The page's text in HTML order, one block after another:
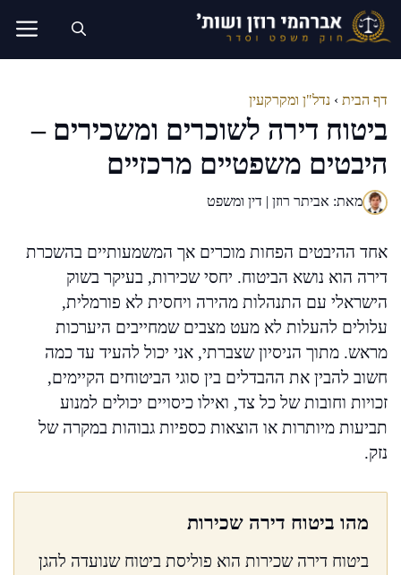
לדלג
לתוכן
דף הבית › נדל"ן ומקרקעין
ביטוח דירה לשוכרים ומשכירים –
היבטים משפטיים מרכזיים
מאת: אביתר רוזן | דין ומשפט
אחד ההיבטים הפחות מוכרים אך המשמעותיים בהשכרת
דירה הוא נושא הביטוח. יחסי שכירות, בעיקר בשוק
הישראלי עם התנהלות מהירה ויחסית לא פורמלית,
עלולים להעלות לא מעט מצבים שמחייבים היערכות
מראש. מתוך הניסיון שצברתי, אני יכול להעיד עד כמה
חשוב להבין את ההבדלים בין סוגי הביטוחים הקיימים,
זכויות וחובות של כל צד, ואילו כיסויים יכולים למנוע
תביעות מיותרות או הוצאות כספיות גבוהות במקרה של
נזק.
מהו ביטוח דירה שכירות
ביטוח דירה שכירות הוא פוליסת ביטוח שנועדה להגן